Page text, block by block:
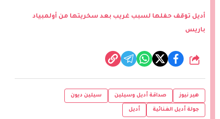
أديل توقف حفلها لسبب غريب بعد سخريتها من أولمبياد
باريس
شارك
هير نيوز صداقة أديل وسيلين سيلين ديون
جولة أديل الغنائية أديل